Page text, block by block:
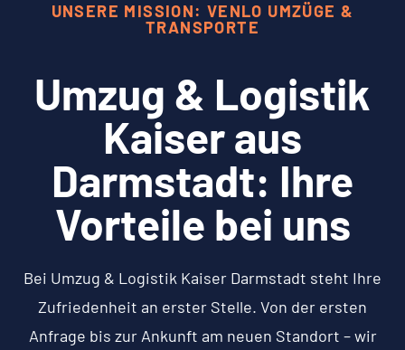
UNSERE MISSION: VENLO UMZÜGE &
TRANSPORTE
Umzug & Logistik
Kaiser aus
Darmstadt: Ihre
Vorteile bei uns
Bei Umzug & Logistik Kaiser Darmstadt steht Ihre
Zufriedenheit an erster Stelle. Von der ersten
Anfrage bis zur Ankunft am neuen Standort – wir